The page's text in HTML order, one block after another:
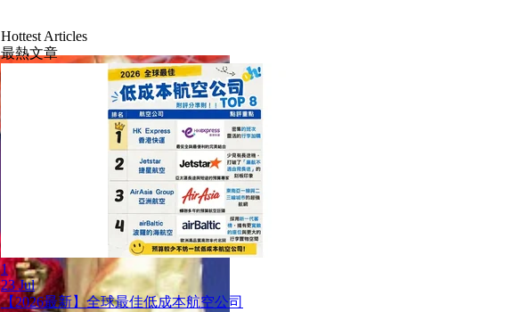
Hottest Articles
最熱文章
1
23 Jul
【2026最新】全球最佳低成本航空公司